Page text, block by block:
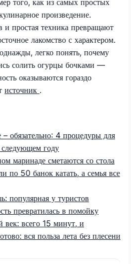
произведение.
простая техника превращают
лакомство с характером.
легко понять, почему
солить огурцы бочками —
оказываются гораздо
источник .
обязательно: 4 процедуры для
году
маринаде сметаются со стола
по 50 банок катать, а семья все
популярная у туристов
превратилась в помойку
всего 15 минут, и
вся польза лета без плесени